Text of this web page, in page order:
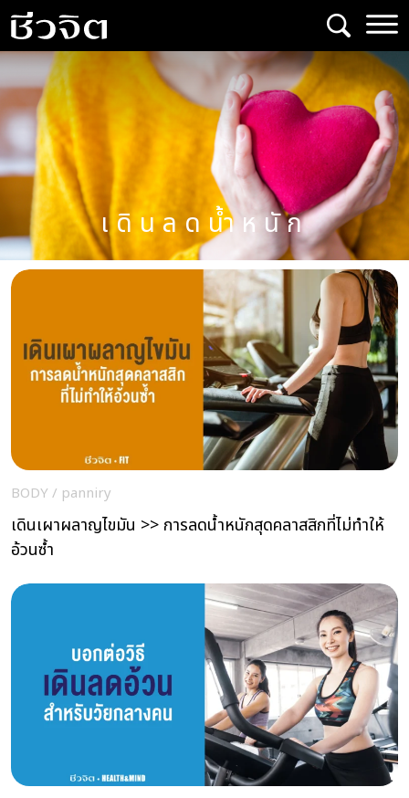
Skip
to
content
เดินลดน้ำหนัก
BODY / panniry
เดินเผาผลาญไขมัน >> การลดน้ำหนักสุดคลาสสิกที่ไม่ทำให้
อ้วนซ้ำ